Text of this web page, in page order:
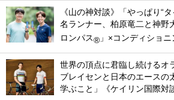
《山の神対談》「やっぱり“
名ランナー、柏原竜二と神野
ロンパス® 」×コンディショ
世界の頂点に君臨し続けるオ
ブレイセンと日本のエースの
学ぶこと」《ケイリン国際対